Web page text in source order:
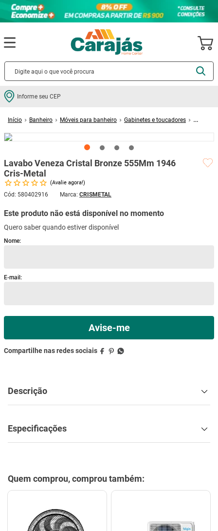
Informe seu CEP
Banheiro Móveis para banheiro
Gabinetes e toucadores
Lavabo Veneza Cristal Bronze 555Mm 1946
Cris-Metal
Avalie agora!
Cód: 580402916 CRISMETAL
Este produto não está disponível no momento
Quero saber quando estiver disponível
Descrição
Especificações
Quem comprou, comprou também:
Termos mais buscados
2º porcelanato
5 porta
6º vaso sanitário
8º cadeira
9º mesa
10